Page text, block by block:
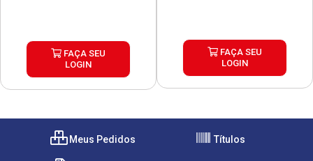
FAÇA SEU
LOGIN
FAÇA SEU
LOGIN
Meus Pedidos Títulos